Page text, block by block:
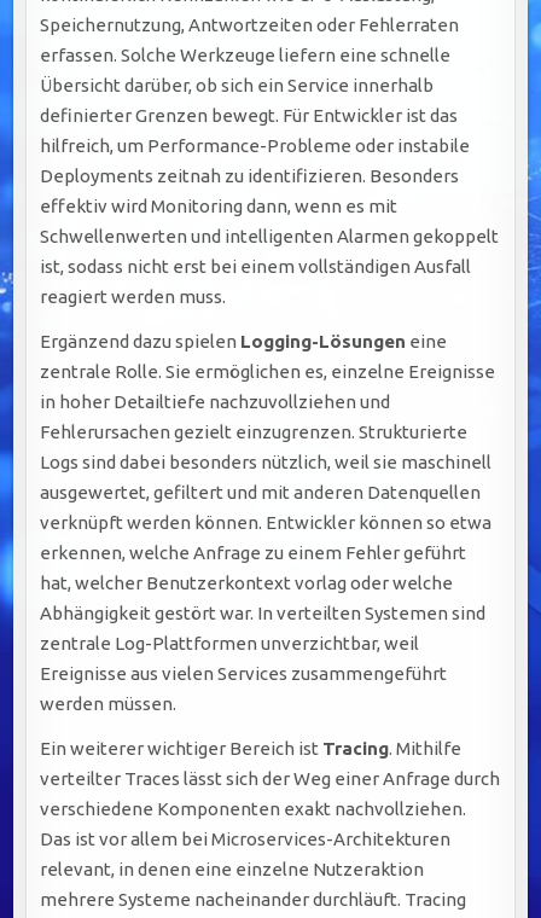
Speichernutzung, Antwortzeiten oder Fehlerraten
erfassen. Solche Werkzeuge liefern eine schnelle
Übersicht darüber, ob sich ein Service innerhalb
definierter Grenzen bewegt. Für Entwickler ist das
hilfreich, um Performance-Probleme oder instabile
Deployments zeitnah zu identifizieren. Besonders
effektiv wird Monitoring dann, wenn es mit
Schwellenwerten und intelligenten Alarmen gekoppelt
ist, sodass nicht erst bei einem vollständigen Ausfall
reagiert werden muss.
Ergänzend dazu spielen Logging-Lösungen eine
zentrale Rolle. Sie ermöglichen es, einzelne Ereignisse
in hoher Detailtiefe nachzuvollziehen und
Fehlerursachen gezielt einzugrenzen. Strukturierte
Logs sind dabei besonders nützlich, weil sie maschinell
ausgewertet, gefiltert und mit anderen Datenquellen
verknüpft werden können. Entwickler können so etwa
erkennen, welche Anfrage zu einem Fehler geführt
hat, welcher Benutzerkontext vorlag oder welche
Abhängigkeit gestört war. In verteilten Systemen sind
zentrale Log-Plattformen unverzichtbar, weil
Ereignisse aus vielen Services zusammengeführt
werden müssen.
Ein weiterer wichtiger Bereich ist Tracing. Mithilfe
verteilter Traces lässt sich der Weg einer Anfrage durch
verschiedene Komponenten exakt nachvollziehen.
Das ist vor allem bei Microservices-Architekturen
relevant, in denen eine einzelne Nutzeraktion
mehrere Systeme nacheinander durchläuft. Tracing